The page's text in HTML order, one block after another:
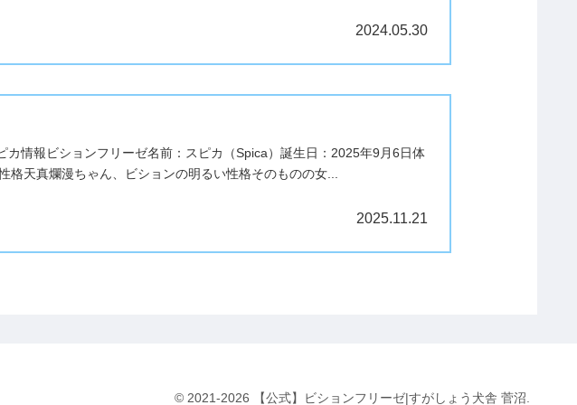
2024.05.30
情報ビションフリーゼ名前：スピカ（Spica）誕生日：2025年9月6日体
天真爛漫ちゃん、ビションの明るい性格そのものの女...
2025.11.21
© 2021-2026 【公式】ビションフリーゼ|すがしょう犬舎 菅沼.